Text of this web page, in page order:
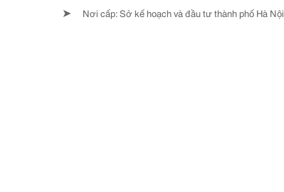
➤ Nơi cấp: Sở kế hoạch và đầu tư thành phố Hà Nội